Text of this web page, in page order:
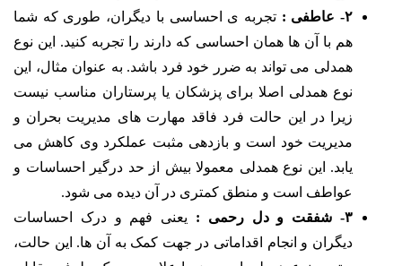
۲- عاطفی :
تجربه ی احساسی با دیگران، طوری که شما
هم با آن ها همان احساسی که دارند را تجربه کنید. این نوع
همدلی می تواند به ضرر خود فرد باشد. به عنوان مثال، این
نوع همدلی اصلا برای پزشکان یا پرستاران مناسب نیست
زیرا در این حالت فرد فاقد مهارت های مدیریت بحران و
مدیریت خود است و بازدهی مثبت عملکرد وی کاهش می
یابد. این نوع همدلی معمولا بیش از حد درگیر احساسات و
عواطف است و منطق کمتری در آن دیده می شود.
۳- شفقت و دل رحمی :
یعنی فهم و درک احساسات
دیگران و انجام اقداماتی در جهت کمک به آن ها. این حالت،